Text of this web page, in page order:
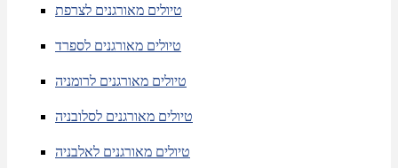
טיולים מאורגנים לצרפת
טיולים מאורגנים לספרד
טיולים מאורגנים לרומניה
טיולים מאורגנים לסלובניה
טיולים מאורגנים לאלבניה